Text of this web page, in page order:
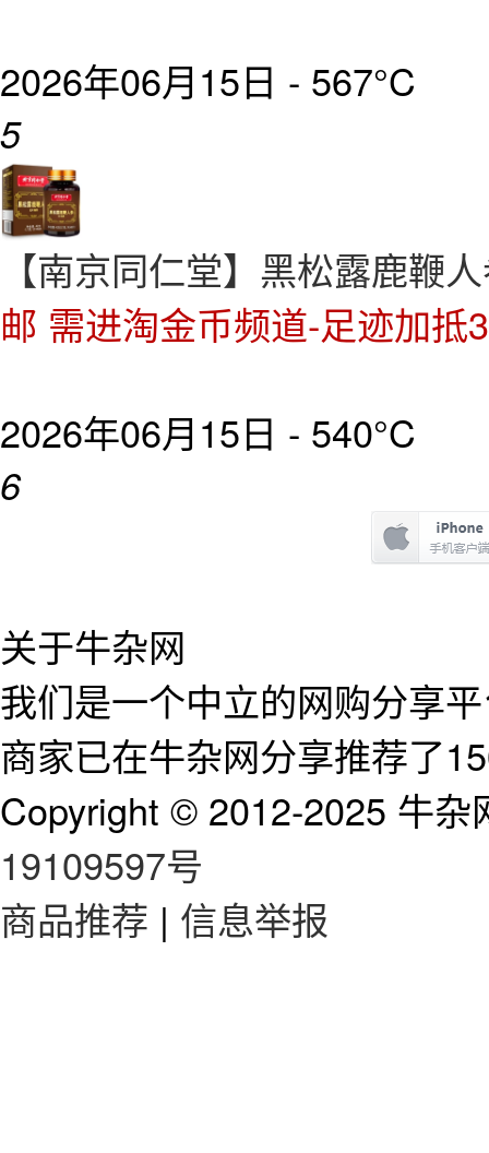
2026年06月15日 - 567°C
5
【南京同仁堂】黑松露鹿鞭
邮 需进淘金币频道-足迹加抵
2026年06月15日 - 540°C
6
关于牛杂网
我们是一个中立的网购分享
商家已在牛杂网分享推荐了
Copyright © 2012-2025 牛
19109597号
商品推荐 | 信息举报